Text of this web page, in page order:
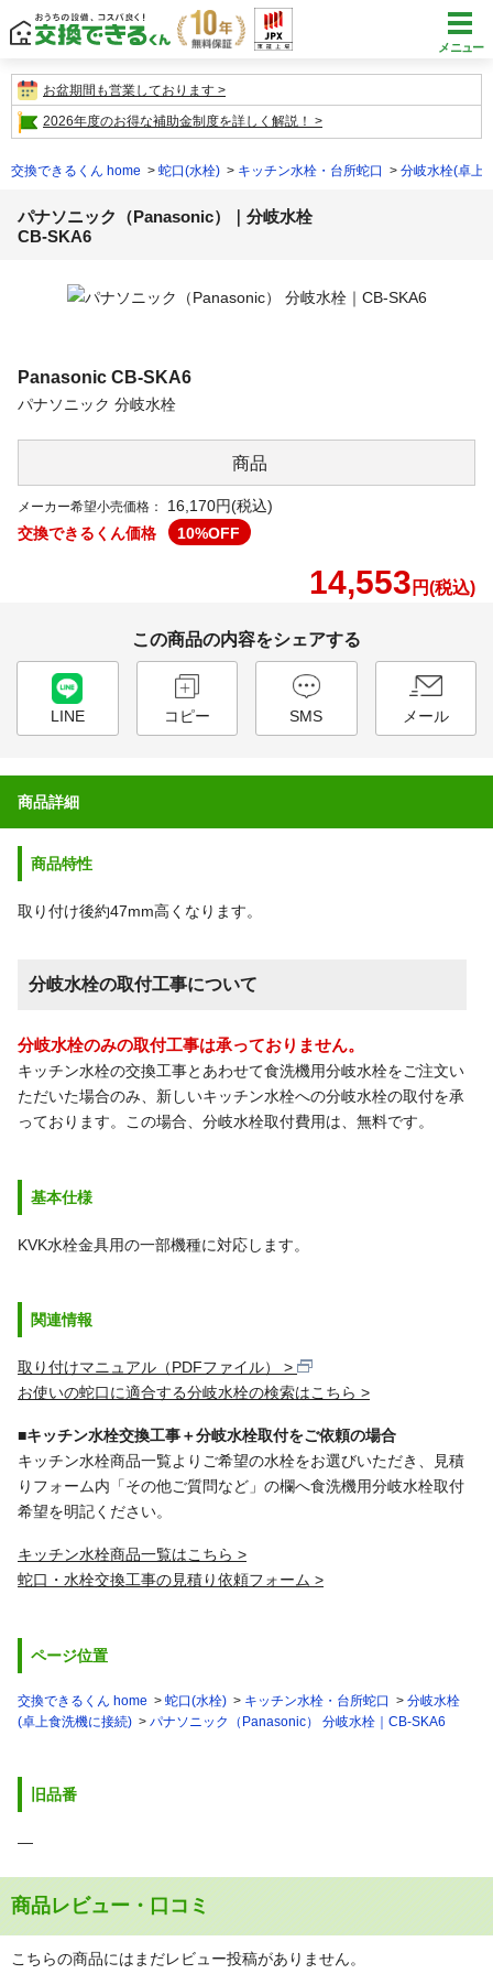
メニュー
お盆期間も営業しております
2026年度のお得な補助金制度を詳しく解説！
交換できるくん home 蛇口(水栓) キッチン水栓・台所蛇口 分岐水栓(卓上
パナソニック（Panasonic）｜分岐水栓
CB-SKA6
Panasonic CB-SKA6
パナソニック 分岐水栓
商品
メーカー希望小売価格：
16,170円(税込)
交換できるくん価格
10%OFF
14,553 円(税込)
この商品の内容をシェアする
LINE コピー SMS メール
商品詳細
商品特性
取り付け後約47mm高くなります。
分岐水栓の取付工事について
分岐水栓のみの取付工事は承っておりません。
キッチン水栓の交換工事とあわせて食洗機用分岐水栓をご注文い
ただいた場合のみ、新しいキッチン水栓への分岐水栓の取付を承
っております。この場合、分岐水栓取付費用は、無料です。
基本仕様
KVK水栓金具用の一部機種に対応します。
関連情報
取り付けマニュアル（PDFファイル）
お使いの蛇口に適合する分岐水栓の検索はこちら
■キッチン水栓交換工事＋分岐水栓取付をご依頼の場合
キッチン水栓商品一覧よりご希望の水栓をお選びいただき、見積
りフォーム内「その他ご質問など」の欄へ食洗機用分岐水栓取付
希望を明記ください。
キッチン水栓商品一覧はこちら
蛇口・水栓交換工事の見積り依頼フォーム
ページ位置
交換できるくん home 蛇口(水栓) キッチン水栓・台所蛇口
分岐水栓
(卓上食洗機に接続)
パナソニック（Panasonic） 分岐水栓｜CB-SKA6
旧品番
―
商品レビュー・口コミ
こちらの商品にはまだレビュー投稿がありません。